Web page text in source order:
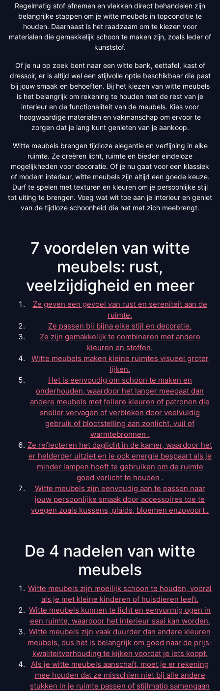
Regelmatig stof afnemen en vlekken direct behandelen zijn
belangrijke stappen om je witte meubels in topconditie te
houden. Daarnaast is het raadzaam om te kiezen voor
materialen die gemakkelijk schoon te maken zijn, zoals leder of
kunststof.
Of je nu op zoek bent naar een witte bank, eettafel, kast of
dressoir, er is altijd wel een stijlvolle optie beschikbaar die past
bij jouw smaak en behoeften. Bij het kiezen van witte meubels
is het belangrijk om rekening te houden met de rest van je
interieur en de functionaliteit van de meubels. Kies voor
hoogwaardige materialen en vakmanschap om ervoor te
zorgen dat je lang kunt genieten van je aankoop.
Witte meubels brengen tijdloze elegantie en verfijning in elke
ruimte. Ze creëren licht, ruimte en bieden eindeloze
mogelijkheden voor decoratie. Of je nu gaat voor een klassiek
of modern interieur, witte meubels zijn altijd een goede keuze.
Durf te spelen met texturen en kleuren om je persoonlijke stijl
tot uiting te brengen. Voeg wat wit toe aan je interieur en geniet
van de tijdloze schoonheid die het met zich meebrengt.
7 voordelen van witte
meubels: rust,
veelzijdigheid en meer
Ze geven een gevoel van rust en sereniteit aan de
ruimte.
Ze passen bij bijna elke stijl en decoratie.
Ze zijn gemakkelijk te combineren met andere
kleuren en stoffen.
Witte meubels maken kleine ruimtes visueel groter
lijken.
Het is eenvoudig om schoon te maken en
onderhouden, waardoor het langer meegaat dan
andere meubels met fellere kleuren of patronen die
sneller vervagen of verbleken door veelvuldig
gebruik of blootstelling aan zonlicht, vuil of
warmtebronnen .
Ze reflecteren het daglicht in de kamer, waardoor het
er helderder uitziet en je ook energie bespaart als je
minder lampen hoeft te gebruiken om de ruimte
goed verlicht te houden .
Witte meubels zijn eenvoudig aan te passen naar
jouw persoonlijke smaak door accessoires toe te
voegen zoals kussens, plaids, bloemen enzovoort .
De 4 nadelen van witte
meubels
Witte meubels zijn moeilijk schoon te houden, vooral
als je met kleine kinderen of huisdieren leeft.
Witte meubels kunnen te licht en eenvormig ogen in
een ruimte, waardoor het interieur saai kan worden.
Witte meubels zijn vaak duurder dan andere kleuren
meubels, dus het is belangrijk om goed naar de prijs-
kwaliteitverhouding te kijken voordat je iets koopt.
Als je witte meubels aanschaft, moet je er rekening
mee houden dat ze misschien niet bij alle andere
stukken in je ruimte passen of stijlmatig samengaan